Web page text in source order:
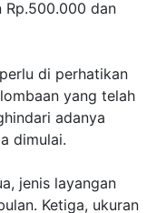
Rp.500.000 dan
di perhatikan
yang telah
adanya
dimulai.
jenis layangan
Ketiga, ukuran